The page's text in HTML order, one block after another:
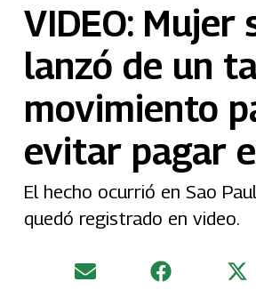
VIDEO: Mujer
lanzó de un
movimiento
evitar pagar
El hecho ocurrió en Sao
quedó registrado en video.